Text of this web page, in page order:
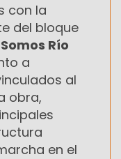
con la
del bloque
Río
a
al
obra,
en el